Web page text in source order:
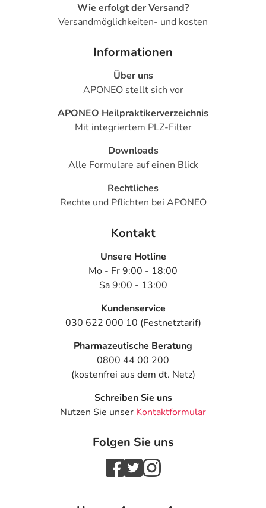
Wie erfolgt der Versand?
Versandmöglichkeiten- und kosten
Informationen
Über uns
APONEO stellt sich vor
APONEO Heilpraktikerverzeichnis
Mit integriertem PLZ-Filter
Downloads
Alle Formulare auf einen Blick
Rechtliches
Rechte und Pflichten bei APONEO
Kontakt
Unsere Hotline
Mo - Fr 9:00 - 18:00
Sa 9:00 - 13:00
Kundenservice
030 622 000 10 (Festnetztarif)
Pharmazeutische Beratung
0800 44 00 200
(kostenfrei aus dem dt. Netz)
Schreiben Sie uns
Nutzen Sie unser Kontaktformular
Folgen Sie uns